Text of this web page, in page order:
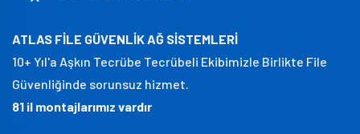
ATLAS FİLE GÜVENLİK AĞ SİSTEMLERİ
10+ Yıl'a Aşkın Tecrübe Tecrübeli Ekibimizle Birlikte File
Güvenliğinde sorunsuz hizmet.
81 il montajlarımız vardır